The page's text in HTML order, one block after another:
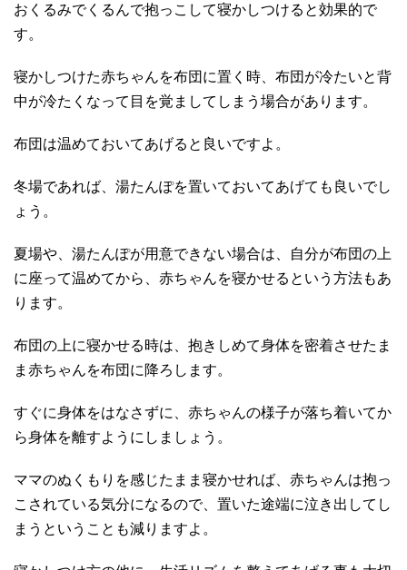
おくるみでくるんで抱っこして寝かしつけると効果的で
す。
寝かしつけた赤ちゃんを布団に置く時、布団が冷たいと背
中が冷たくなって目を覚ましてしまう場合があります。
布団は温めておいてあげると良いですよ。
冬場であれば、湯たんぽを置いておいてあげても良いでし
ょう。
夏場や、湯たんぽが用意できない場合は、自分が布団の上
に座って温めてから、赤ちゃんを寝かせるという方法もあ
ります。
布団の上に寝かせる時は、抱きしめて身体を密着させたま
ま赤ちゃんを布団に降ろします。
すぐに身体をはなさずに、赤ちゃんの様子が落ち着いてか
ら身体を離すようにしましょう。
ママのぬくもりを感じたまま寝かせれば、赤ちゃんは抱っ
こされている気分になるので、置いた途端に泣き出してし
まうということも減りますよ。